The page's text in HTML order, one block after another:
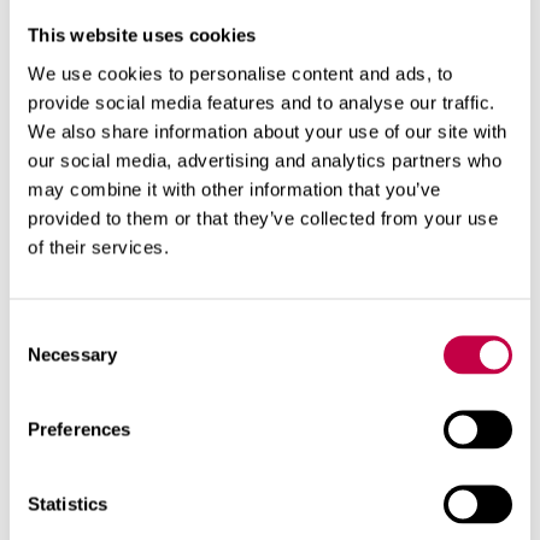
This website uses cookies
We use cookies to personalise content and ads, to
provide social media features and to analyse our traffic.
We also share information about your use of our site with
our social media, advertising and analytics partners who
may combine it with other information that you’ve
provided to them or that they’ve collected from your use
of their services.
Selection
Necessary
Preferences
Statistics
kierrätys
UUTUUS